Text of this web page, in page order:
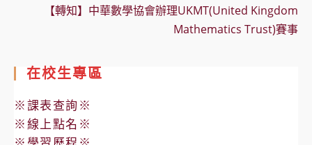
【轉知】中華數學協會辦理UKMT(United Kingdom
Mathematics Trust)賽事
在校生專區
※課表查詢※
※線上點名※